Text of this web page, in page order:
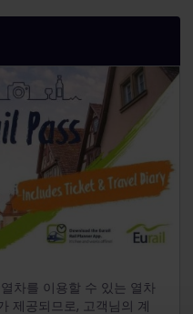
차를 이용할 수 있는 열차
제공되므로, 고객님의 계